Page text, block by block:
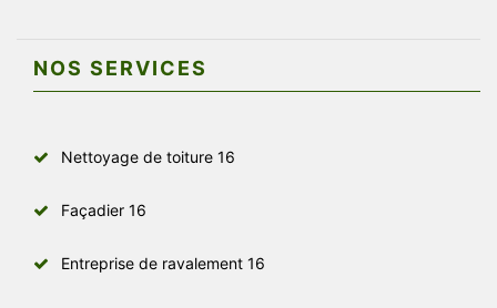
NOS SERVICES
Nettoyage de toiture 16
Façadier 16
Entreprise de ravalement 16